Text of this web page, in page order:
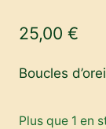
25,00 €
Boucles
Plus que 1 en